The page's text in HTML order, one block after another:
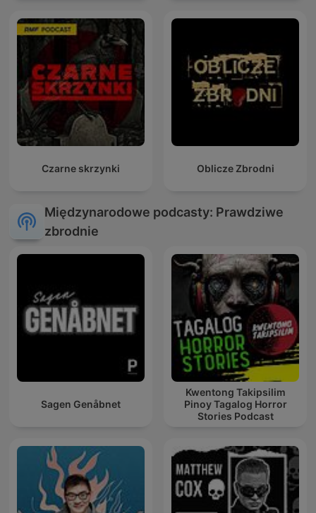
Czarne skrzynki Oblicze Zbrodni
Międzynarodowe podcasty: Prawdziwe
zbrodnie
Sagen Genåbnet
Kwentong Takipsilim
Pinoy Tagalog Horror
Stories Podcast